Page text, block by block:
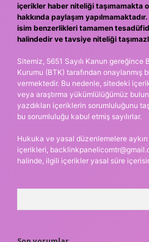
içerikler haber niteliği taşımamakta
hakkında paylaşım
isim benzerlikleri tamamen
halindedir ve tavsiye niteliği
Sitemiz, 5651 Sayılı Kanun
Kurumu (BTK) tarafından onaylanmış
vermektedir. Bu nedenle, sitedeki
veya araştırma yükümlülüğümüz
yazdıkları içeriklerin sorumluluğunu
bu sorumluluğu kabul etmiş sayılırlar.
Hukuka ve yasal düzenlemelere
içerikleri,
halinde, ilgili içerikler yasal süre